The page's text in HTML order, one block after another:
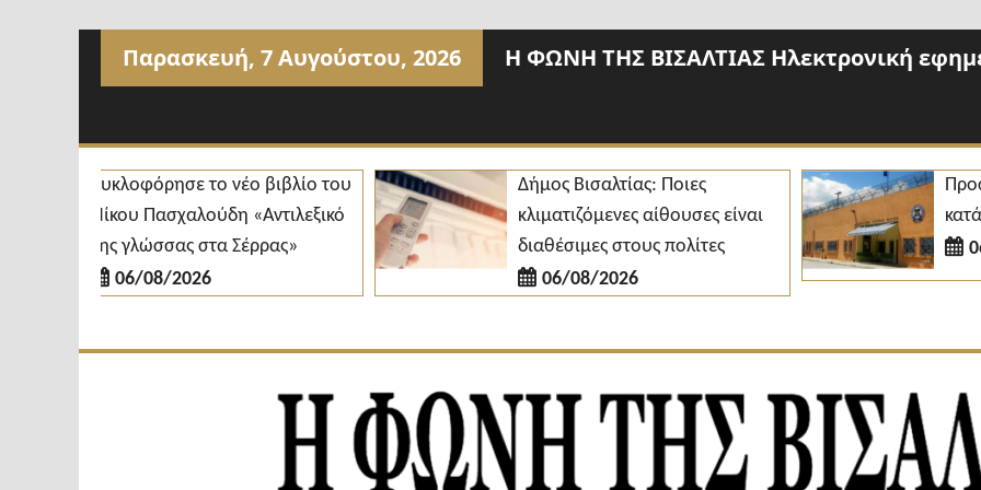
Παρασκευή, 7 Αυγούστου, 2026 Η ΦΩΝΗ ΤΗΣ ΒΙΣΑΛΤΙΑΣ Ηλεκτρονική
Κυκλοφόρησε το νέο βιβλίο του
Νίκου Πασχαλούδη «Αντιλεξικό
της γλώσσας στα Σέρρας»
06/08/2026
Δήμος Βισαλτίας: Ποιες
κλιματιζόμενες αίθουσες είναι
διαθέσιμες στους πολίτες
06/08/2026
06/